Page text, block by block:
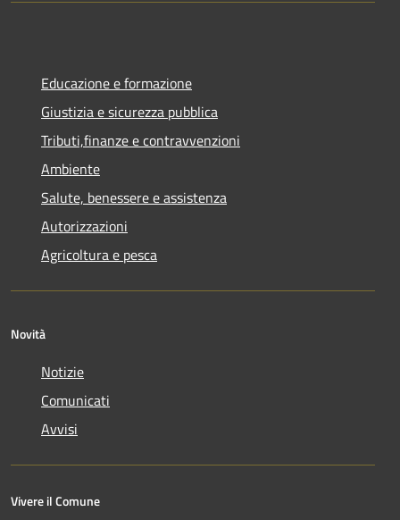
Educazione e formazione
Giustizia e sicurezza pubblica
Tributi,finanze e contravvenzioni
Ambiente
Salute, benessere e assistenza
Autorizzazioni
Agricoltura e pesca
Novità
Notizie
Comunicati
Avvisi
Vivere il Comune